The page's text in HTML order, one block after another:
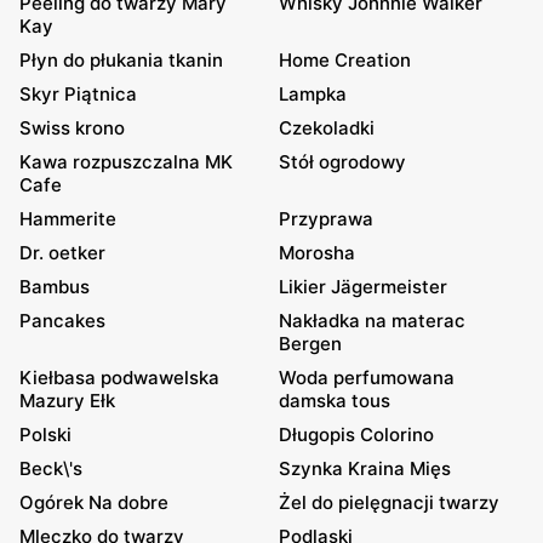
Kay
Płyn do płukania tkanin
Home Creation
Skyr Piątnica
Lampka
Swiss krono
Czekoladki
Kawa rozpuszczalna MK
Cafe
Stół ogrodowy
Hammerite
Przyprawa
Dr. oetker
Morosha
Bambus
Likier Jägermeister
Pancakes
Nakładka na materac
Bergen
Kiełbasa podwawelska
Mazury Ełk
Woda perfumowana
damska tous
Polski
Długopis Colorino
Beck\'s
Szynka Kraina Mięs
Ogórek Na dobre
Żel do pielęgnacji twarzy
Mleczko do twarzy
Podlaski